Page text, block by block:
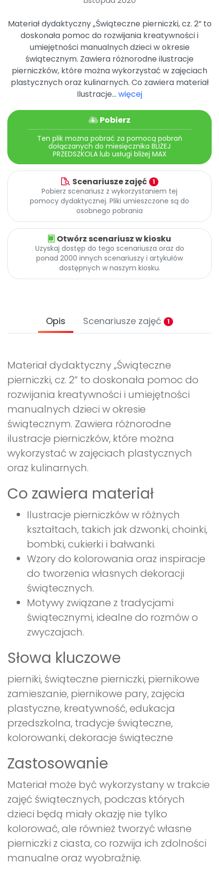
Archiwalne numery
Pomoc
Materiał dydaktyczny „Świąteczne pierniczki, cz. 2” to
doskonała pomoc do rozwijania kreatywności i
umiejętności manualnych dzieci w okresie
świątecznym. Zawiera różnorodne ilustracje
pierniczków, które można wykorzystać w zajęciach
plastycznych oraz kulinarnych. Co zawiera materiał
Ilustracje... więcej
Pobierz
Ten plik można pobrać za pomocą pobrań
dołączanych do miesięcznika BLIŻEJ
PRZEDSZKOLA lub usługi bliżej MAX
Scenariusze zajęć 1
Pobierz scenariusz z wykorzystaniem tej
pomocy dydaktycznej. Pliki umieszczone są do
osobnego pobrania
Otwórz scenariusz w kiosku
Uzyskaj dostęp do tego scenariusza oraz do
ponad 2000 innych scenariuszy i artykułów
dostępnych w naszym kiosku.
Opis Scenariusze zajęć 1
Materiał dydaktyczny „Świąteczne
pierniczki, cz. 2” to doskonała pomoc do
rozwijania kreatywności i umiejętności
manualnych dzieci w okresie
świątecznym. Zawiera różnorodne
ilustracje pierniczków, które można
wykorzystać w zajęciach plastycznych
oraz kulinarnych.
Co zawiera materiał
Ilustracje pierniczków w różnych
kształtach, takich jak dzwonki, choinki,
bombki, cukierki i bałwanki.
Wzory do kolorowania oraz inspiracje
do tworzenia własnych dekoracji
świątecznych.
Motywy związane z tradycjami
świątecznymi, idealne do rozmów o
zwyczajach.
Słowa kluczowe
pierniki, świąteczne pierniczki, piernikowe
zamieszanie, piernikowe pary, zajęcia
plastyczne, kreatywność, edukacja
przedszkolna, tradycje świąteczne,
kolorowanki, dekoracje świąteczne
Zastosowanie
Materiał może być wykorzystany w trakcie
zajęć świątecznych, podczas których
dzieci będą miały okazję nie tylko
kolorować, ale również tworzyć własne
pierniczki z ciasta, co rozwija ich zdolności
manualne oraz wyobraźnię.